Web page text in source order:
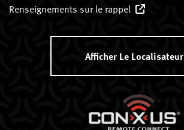
Renseignements sur le rappel
Afficher Le Localisateur